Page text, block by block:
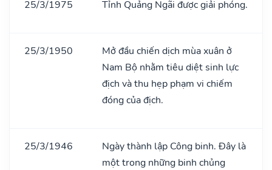
25/3/1975 Tỉnh Quảng Ngãi được giải phóng.
25/3/1950
Mở đầu chiến dịch mùa xuân ở
Nam Bộ nhằm tiêu diệt sinh lực
địch và thu hẹp phạm vi chiếm
đóng của địch.
25/3/1946
Ngày thành lập Công binh. Đây là
một trong những binh chủng